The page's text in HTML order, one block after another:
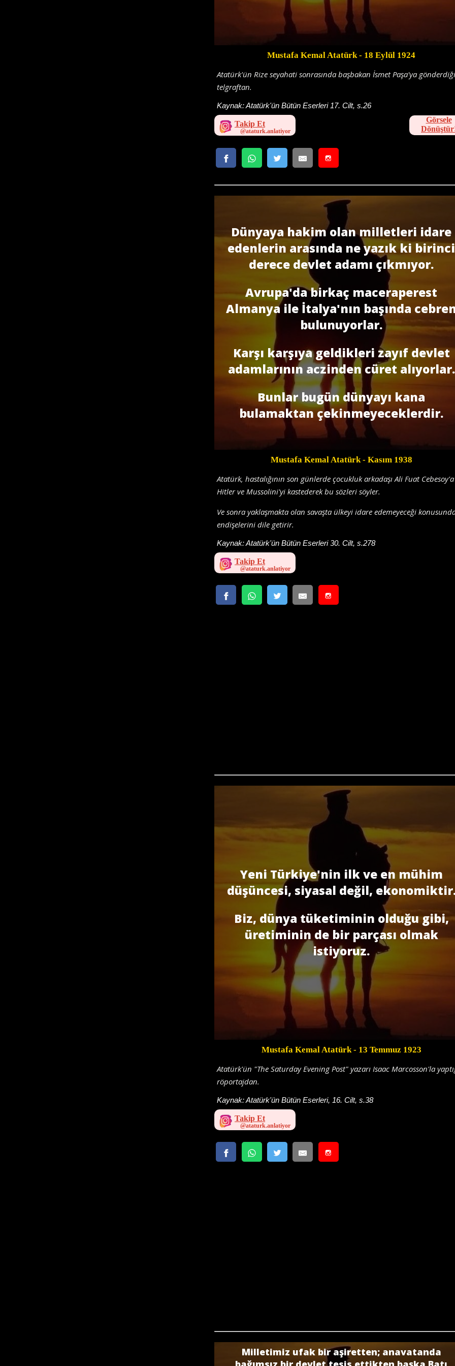
Mustafa Kemal Atatürk- 18 Eylül 1924
Atatürk'ün Rize seyahati sonrasında başbakan İsmet Paşa'ya gönderdiği
telgraftan.
Kaynak:Atatürk'ün Bütün Eserleri 17. Cilt, s.26
Takip Et
Görsele
Dünyaya hakim olan milletleri idare
edenlerin arasında ne yazık ki birinci
derece devlet adamı çıkmıyor.
Avrupa'da birkaç maceraperest
Almanya ile İtalya'nın başında
bulunuyorlar.
Karşı karşıya geldikleri zayıf devlet
adamlarının aczinden cüret alıyorlar.
Bunlar bugün dünyayı kana
bulamaktan çekinmeyeceklerdir.
Mustafa Kemal Atatürk- Kasım 1938
Atatürk, hastalığının son günlerde çocukluk arkadaşı Ali Fuat Cebesoy'a
Hitler ve Mussolini'yi kastederek bu sözleri söyler.
Ve sonra yaklaşmakta olan savaşta ülkeyi idare edemeyeceği
endişelerini dile getirir.
Kaynak:Atatürk'ün Bütün Eserleri 30. Cilt, s.278
Takip Et
Yeni Türkiye'nin ilk ve en mühim
düşüncesi, siyasal değil,
Biz, dünya tüketiminin olduğu gibi,
üretiminin de bir parçası olmak
istiyoruz.
Mustafa Kemal Atatürk- 13 Temmuz 1923
Atatürk'ün "The Saturday Evening Post" yazarı Isaac Marcosson'la
röportajdan.
Kaynak:Atatürk'ün Bütün Eserleri, 16. Cilt, s.38
Takip Et
Milletimiz ufak bir aşiretten; anavatanda